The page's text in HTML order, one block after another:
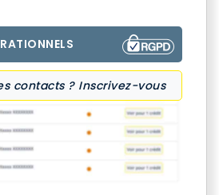
contacts ? Inscrivez-vous